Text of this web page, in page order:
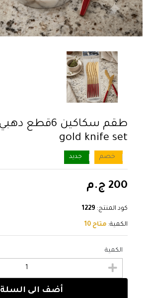
gold knife set
خصم جديد
200 ج.م
كود المنتج: 1229
الكمية: متاح 10
الكمية
أضف الى السلة